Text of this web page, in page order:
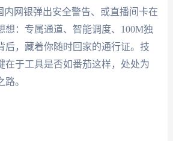
内网银弹出安全警告、或直播间卡在
想：专属通道、智能调度、100M独
，藏着你随时回家的通行证。技
在于工具是否如番茄这样，处处为
。